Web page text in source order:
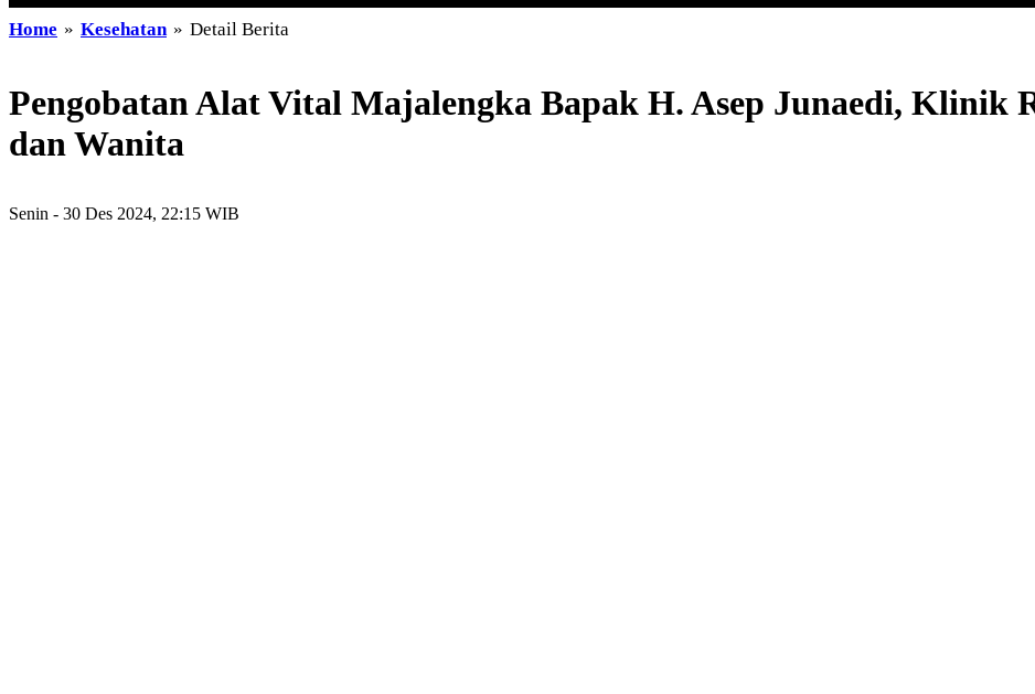
Home » Kesehatan » Detail Berita
Pengobatan Alat Vital Majalengka Bapak H. Asep Junaedi, Klinik
dan Wanita
Senin - 30 Des 2024, 22:15 WIB